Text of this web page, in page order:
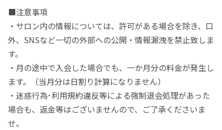
■注意事項
・サロン内の情報については、許可がある場合を除き、口
外、SNSなど一切の外部への公開・情報漏洩を禁止致しま
す。
・月の途中で入会した場合でも、一か月分の料金が発生し
ます。（当月分は日割り計算になりません）
・迷惑行為･利用規約違反等による強制退会処理があった
場合も、返金等はございませんので、ご了承くださいま
せ。